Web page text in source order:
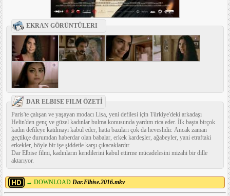
EKRAN GÖRÜNTÜLERI
DAR ELBISE FILM ÖZETİ
Paris'te çalışan ve yaşayan modacı Lisa, yeni defilesi için Türkiye'deki arkadaşı
Helin'den genç ve güzel kadınlar bulma konusunda yardım rica eder. İlk başta birçok
kadın defileye katılmayı kabul eder, hatta bazıları çok da heveslidir. Ancak zaman
geçtikçe durumdan haberdar olan babalar, erkek kardeşler, ağabeyler, yani etraftaki
erkekler, böyle bir işe şiddetle karşı çıkacaklardır.
Dar Elbise filmi, kadınların kendilerini kabul ettirme mücadelesini mizahi bir dille
aktarıyor.
→ DOWNLOAD Dar.Elbise.2016.mkv